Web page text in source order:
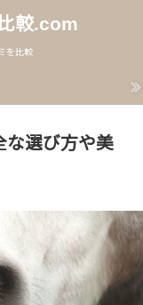
較.com
を比較
な選び方や美